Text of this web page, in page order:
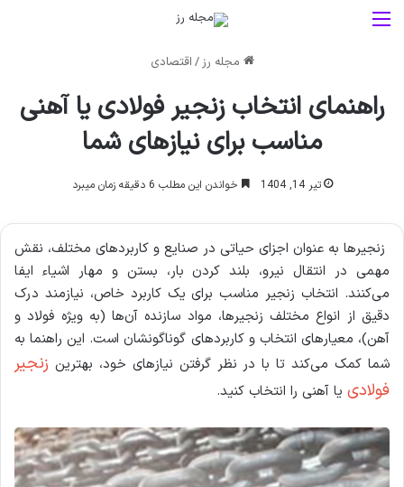
مجله رز/ اقتصادی
راهنمای انتخاب زنجیر فولادی یا آهنی
مناسب برای نیازهای شما
تیر 14, 1404 خواندن این مطلب 6 دقیقه زمان میبرد
زنجیرها به عنوان اجزای حیاتی در صنایع و کاربردهای مختلف، نقش
مهمی در انتقال نیرو، بلند کردن بار، بستن و مهار اشیاء ایفا
می‌کنند. انتخاب زنجیر مناسب برای یک کاربرد خاص، نیازمند درک
دقیق از انواع مختلف زنجیرها، مواد سازنده آن‌ها (به ویژه فولاد و
آهن)، معیارهای انتخاب و کاربردهای گوناگونشان است. این راهنما به
شما کمک می‌کند تا با در نظر گرفتن نیازهای خود، بهترین زنجیر
فولادی یا آهنی را انتخاب کنید.